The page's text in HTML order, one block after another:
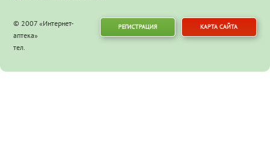
© 2007 «Интернет-
аптека»
тел.
РЕГИСТРАЦИЯ КАРТА САЙТА